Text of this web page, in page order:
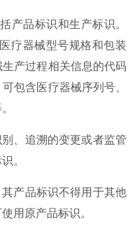
产品标识和生产标识。
疗器械型号规格和包装
产过程相关信息的代码
包含医疗器械序列号、
、追溯的变更或者监管
。
产品标识不得用于其他
用原产品标识。